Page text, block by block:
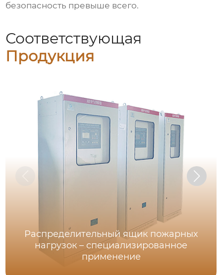
безопасность превыше всего.
Соответствующая
Продукция
Распределительный ящик пожарных
нагрузок – специализированное
применение